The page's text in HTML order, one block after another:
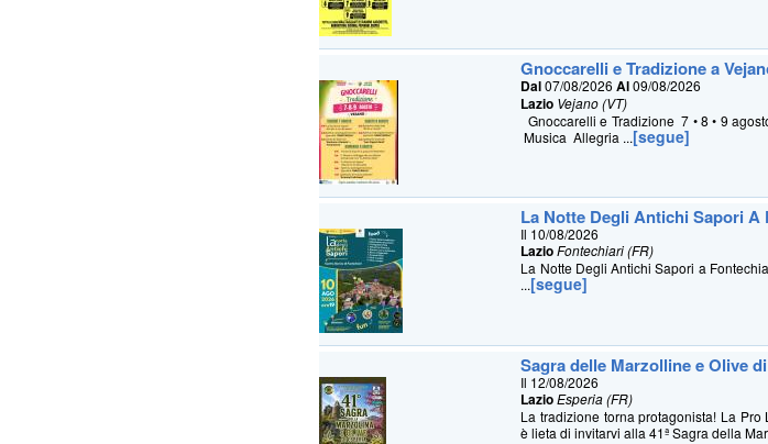
Gnoccarelli e Tradizione a
Dal07/08/2026Al09/08/2026
Lazio Vejano (VT)
Gnoccarelli e Tradizione 7 • 8 • 9
Musica Allegria ...[segue]
La Notte Degli Antichi Sapori A
Il 10/08/2026
LazioFontechiari (FR)
La Notte Degli Antichi Sapori a
...[segue]
Sagra delle Marzolline e Olive
Il 12/08/2026
LazioEsperia (FR)
La tradizione torna protagonista! La
è lieta di invitarvi alla 41ª Sagra della